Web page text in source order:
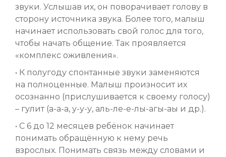
звуки. Услышав их, он поворачивает голову в
сторону источника звука. Более того, малыш
начинает использовать свой голос для того,
чтобы начать общение. Так проявляется
«комплекс оживления».
• К полугоду спонтанные звуки заменяются
на полноценные. Малыш произносит их
осознанно (прислушивается к своему голосу)
– гулит (а-а-а, у-у-у, аль-ле-е-лы-агы-аы и др.).
• С 6 до 12 месяцев ребёнок начинает
понимать обращённую к нему речь
взрослых. Понимать связь между словами и